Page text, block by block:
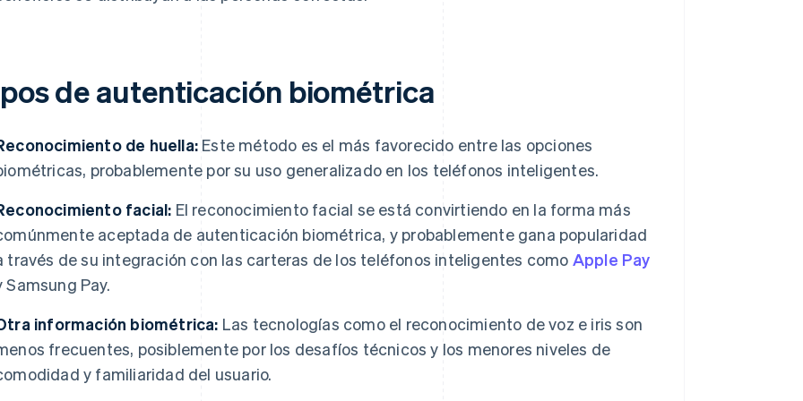
de autenticación biométrica
de huella: Este método es el más favorecido entre las opciones
probablemente por su uso generalizado en los teléfonos inteligentes.
facial: El reconocimiento facial se está convirtiendo en la forma más
aceptada de autenticación biométrica, y probablemente gana popularidad
través de su integración con las carteras de los teléfonos inteligentes como Apple Pay
Samsung Pay.
información biométrica: Las tecnologías como el reconocimiento de voz e iris son
frecuentes, posiblemente por los desafíos técnicos y los menores niveles de
y familiaridad del usuario.